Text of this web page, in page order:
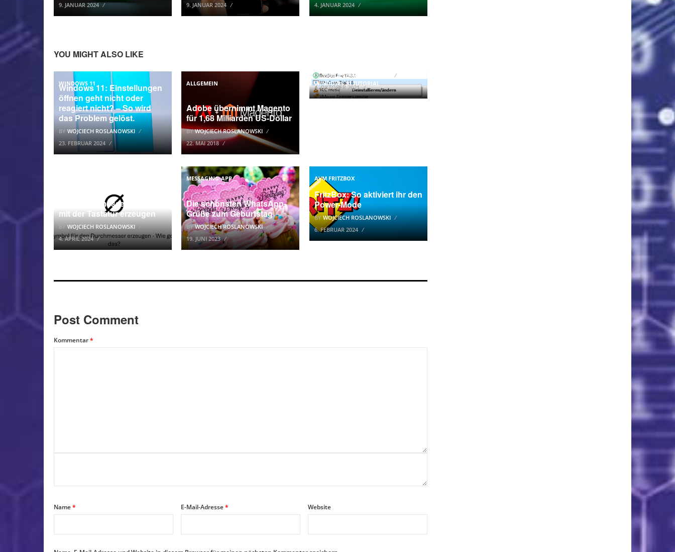
9. JANUAR 2024
9. JANUAR 2024
4. JANUAR 2024
YOU MIGHT ALSO LIKE
WINDOWS 11
Windows 11: Einstellungen
öffnen geht nicht oder
reagiert nicht? – So wird
das Problem gelöst.
BY WOJCIECH ROSLANOWSKI
23. FEBRUAR 2024
ALLGEMEIN
Adobe übernimmt Magento
für 1,68 Milliarden US-Dollar
BYWOJCIECH ROSLANOWSKI
22. MAI 2018
WINDOWS 10 TUTORIAL
BYWOJCIECH ROSLANOWSKI
4. OKTOBER 2021
Das Durchmesser-Zeichen
mit der Tastatur erzeugen
BYWOJCIECH ROSLANOWSKI
4. APRIL 2024
MESSAGING-APP
Die schönsten WhatsApp-
Grüße zum Geburtstag
BYWOJCIECH ROSLANOWSKI
19. JUNI 2023
AVM FRITZBOX
FritzBox: So aktiviert ihr den
Power-Mode
BYWOJCIECH ROSLANOWSKI
6. FEBRUAR 2024
Post Comment
Kommentar*
Name* E-Mail-Adresse* Website